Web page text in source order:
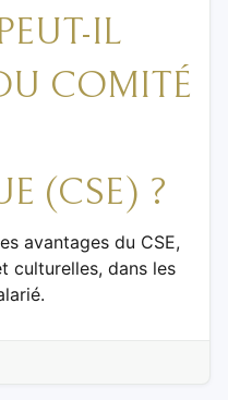
IL
COMITÉ
(CSE) ?
avantages du CSE,
culturelles, dans les